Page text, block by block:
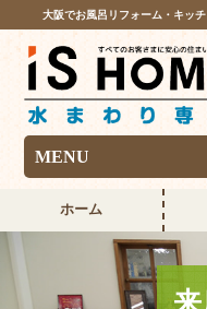
大阪でお風呂リフォーム・キッ
MENU
ホーム